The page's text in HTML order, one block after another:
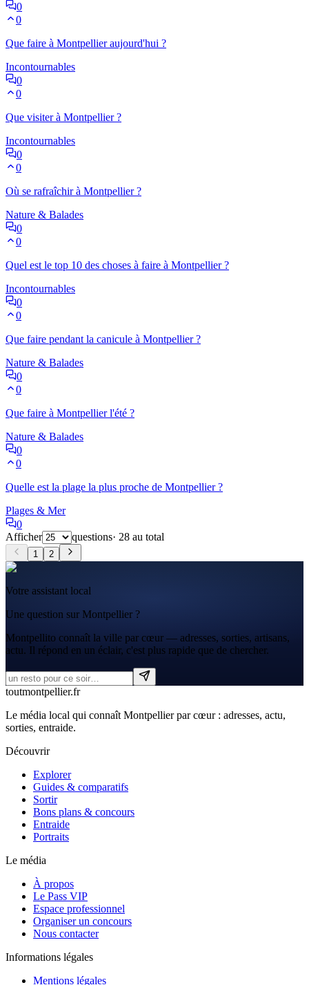
0
0
Que faire à Montpellier aujourd'hui ?
Incontournables
0
0
Que visiter à Montpellier ?
Incontournables
0
0
Où se rafraîchir à Montpellier ?
Nature & Balades
0
0
Quel est le top 10 des choses à faire à Montpellier ?
Incontournables
0
0
Que faire pendant la canicule à Montpellier ?
Nature & Balades
0
0
Que faire à Montpellier l'été ?
Nature & Balades
0
0
Quelle est la plage la plus proche de Montpellier ?
Plages & Mer
0
Afficher
questions· 28 au total
1 2
Votre assistant local
Une question sur Montpellier ?
Montpellito connaît la ville par cœur — adresses, sorties, artisans,
actu. Il répond en un éclair, c'est plus rapide que de chercher.
toutmontpellier.fr
Le média local qui connaît Montpellier par cœur : adresses, actu,
sorties, entraide.
Découvrir
Explorer
Guides & comparatifs
Sortir
Bons plans & concours
Entraide
Portraits
Le média
À propos
Le Pass VIP
Espace professionnel
Organiser un concours
Nous contacter
Informations légales
Mentions légales